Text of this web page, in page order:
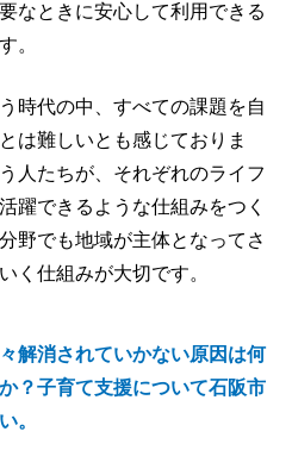
なときに安心して利用できる
。
時代の中、すべての課題を自
は難しいとも感じておりま
人たちが、それぞれのライフ
躍できるような仕組みをつく
野でも地域が主体となってさ
く仕組みが大切です。
解消されていかない原因は何
？子育て支援について石阪市
。